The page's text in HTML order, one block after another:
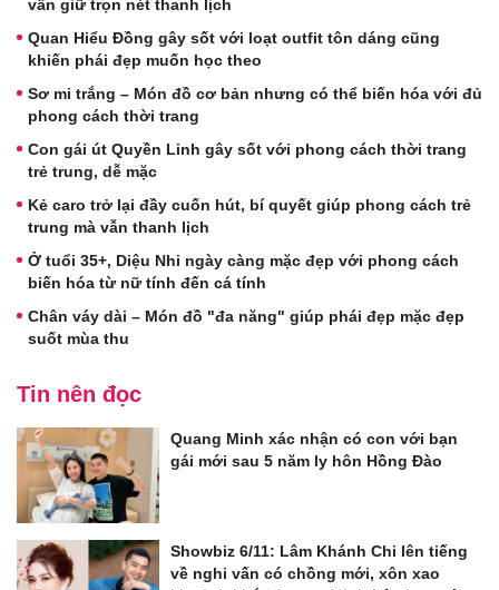
vẫn giữ trọn nét thanh lịch
Quan Hiểu Đồng gây sốt với loạt outfit tôn dáng cũng
khiến phái đẹp muốn học theo
Sơ mi trắng – Món đồ cơ bản nhưng có thể biến hóa với đủ
phong cách thời trang
Con gái út Quyền Linh gây sốt với phong cách thời trang
trẻ trung, dễ mặc
Kẻ caro trở lại đầy cuốn hút, bí quyết giúp phong cách trẻ
trung mà vẫn thanh lịch
Ở tuổi 35+, Diệu Nhi ngày càng mặc đẹp với phong cách
biến hóa từ nữ tính đến cá tính
Chân váy dài – Món đồ "đa năng" giúp phái đẹp mặc đẹp
suốt mùa thu
Tin nên đọc
Quang Minh xác nhận có con với bạn
gái mới sau 5 năm ly hôn Hồng Đào
Showbiz 6/11: Lâm Khánh Chi lên tiếng
về nghi vấn có chồng mới, xôn xao